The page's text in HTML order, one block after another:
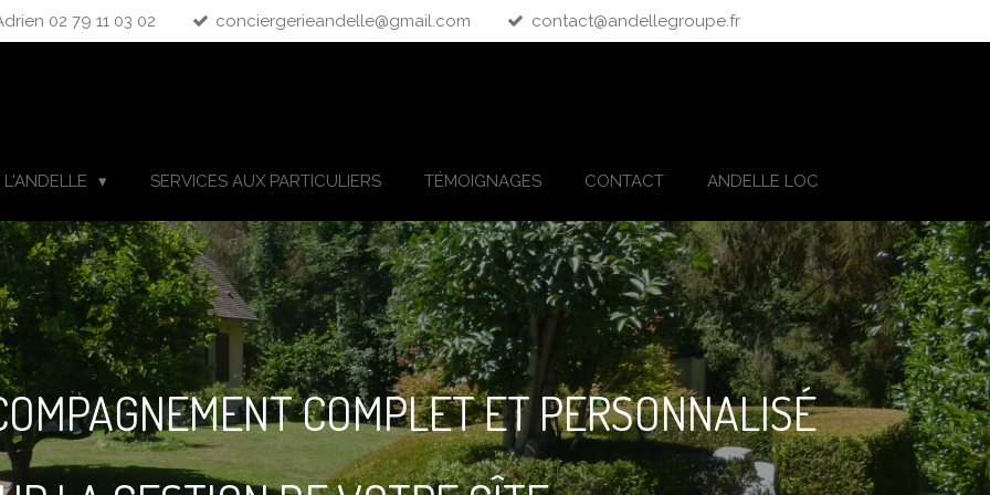
02 79 11 03 02 conciergerieandelle@gmail.com contact@andellegroupe.fr
SERVICES AUX PARTICULIERS TÉMOIGNAGES CONTACT ANDELLE LOC
COMPLET ET PERSONNALISÉ